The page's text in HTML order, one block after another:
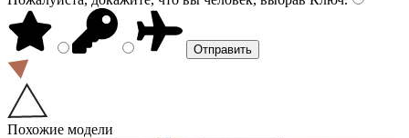
Похожие модели